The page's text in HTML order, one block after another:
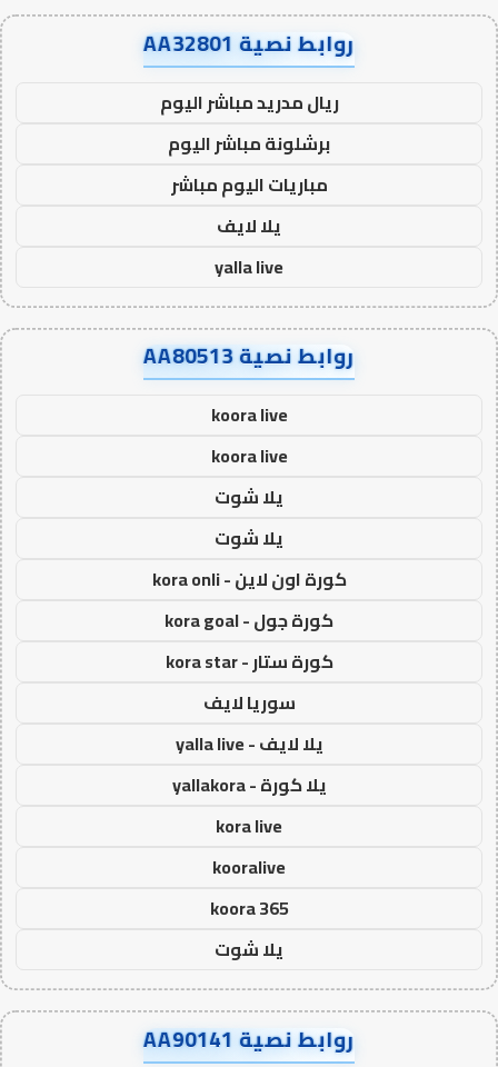
روابط نصية AA32801
ريال مدريد مباشر اليوم
برشلونة مباشر اليوم
مباريات اليوم مباشر
يلا لايف
yalla live
روابط نصية AA80513
koora live
koora live
يلا شوت
يلا شوت
كورة اون لاين - kora onli
كورة جول - kora goal
كورة ستار - kora star
سوريا لايف
يلا لايف - yalla live
يلا كورة - yallakora
kora live
kooralive
koora 365
يلا شوت
روابط نصية AA90141